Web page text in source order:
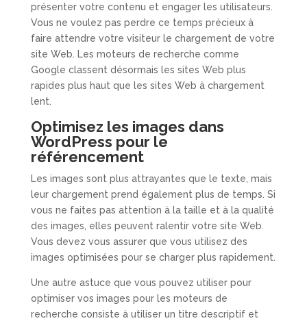
présenter votre contenu et engager les utilisateurs.
Vous ne voulez pas perdre ce temps précieux à
faire attendre votre visiteur le chargement de votre
site Web. Les moteurs de recherche comme
Google classent désormais les sites Web plus
rapides plus haut que les sites Web à chargement
lent.
Optimisez les images dans
WordPress pour le
référencement
Les images sont plus attrayantes que le texte, mais
leur chargement prend également plus de temps. Si
vous ne faites pas attention à la taille et à la qualité
des images, elles peuvent ralentir votre site Web.
Vous devez vous assurer que vous utilisez des
images optimisées pour se charger plus rapidement.
Une autre astuce que vous pouvez utiliser pour
optimiser vos images pour les moteurs de
recherche consiste à utiliser un titre descriptif et